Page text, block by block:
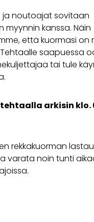
ja noutoajat sovitaan
myynnin kanssa. Näin
että kuormasi on
saapuessa
tai tule
arkisin klo.
rekkakuorman
varata noin tunti